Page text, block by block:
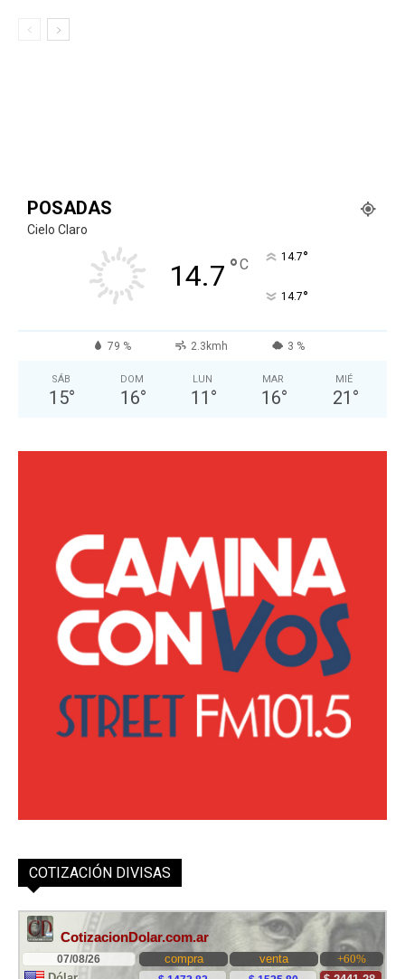
POSADAS
Cielo Claro
14.7 °C 14.7°
14.7°
79 % 2.3kmh 3 %
SÁB
15°
DOM
16°
LUN
11 °
MAR
16°
MIÉ
21 °
COTIZACIÓN DIVISAS